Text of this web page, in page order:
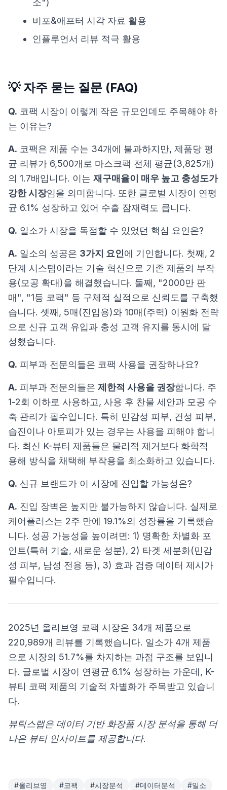
소")
비포&애프터 시각 자료 활용
인플루언서 리뷰 적극 활용
💡 자주 묻는 질문 (FAQ)
Q. 코팩 시장이 이렇게 작은 규모인데도 주목해야 하
는 이유는?
A. 코팩은 제품 수는 34개에 불과하지만, 제품당 평
균 리뷰가 6,500개로 마스크팩 전체 평균(3,825개)
의 1.7배입니다. 이는 재구매율이 매우 높고 충성도가
강한 시장임을 의미합니다. 또한 글로벌 시장이 연평
균 6.1% 성장하고 있어 수출 잠재력도 큽니다.
Q. 일소가 시장을 독점할 수 있었던 핵심 요인은?
A. 일소의 성공은 3가지 요인에 기인합니다. 첫째, 2
단계 시스템이라는 기술 혁신으로 기존 제품의 부작
용(모공 확대)을 해결했습니다. 둘째, "2000만 판
매", "1등 코팩" 등 구체적 실적으로 신뢰도를 구축했
습니다. 셋째, 5매(진입용)와 10매(주력) 이원화 전략
으로 신규 고객 유입과 충성 고객 유지를 동시에 달
성했습니다.
Q. 피부과 전문의들은 코팩 사용을 권장하나요?
A. 피부과 전문의들은 제한적 사용을 권장합니다. 주
1-2회 이하로 사용하고, 사용 후 찬물 세안과 모공 수
축 관리가 필수입니다. 특히 민감성 피부, 건성 피부,
습진이나 아토피가 있는 경우는 사용을 피해야 합니
다. 최신 K-뷰티 제품들은 물리적 제거보다 화학적
용해 방식을 채택해 부작용을 최소화하고 있습니다.
Q. 신규 브랜드가 이 시장에 진입할 가능성은?
A. 진입 장벽은 높지만 불가능하지 않습니다. 실제로
케어플러스는 2주 만에 19.1%의 성장률을 기록했습
니다. 성공 가능성을 높이려면: 1) 명확한 차별화 포
인트(특허 기술, 새로운 성분), 2) 타겟 세분화(민감
성 피부, 남성 전용 등), 3) 효과 검증 데이터 제시가
필수입니다.
2025년 올리브영 코팩 시장은 34개 제품으로
220,989개 리뷰를 기록했습니다. 일소가 4개 제품
으로 시장의 51.7%를 차지하는 과점 구조를 보입니
다. 글로벌 시장이 연평균 6.1% 성장하는 가운데, K-
뷰티 코팩 제품의 기술적 차별화가 주목받고 있습니
다.
뷰틱스랩은 데이터 기반 화장품 시장 분석을 통해 더
나은 뷰티 인사이트를 제공합니다.
#올리브영 #코팩 #시장분석 #데이터분석 #일소